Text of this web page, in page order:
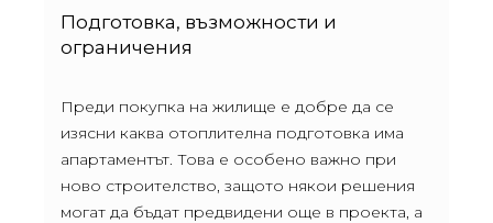
Подготовка, възможности и
ограничения
Преди покупка на жилище е добре да се
изясни каква отоплителна подготовка има
апартаментът. Това е особено важно при
ново строителство, защото някои решения
могат да бъдат предвидени още в проекта, а